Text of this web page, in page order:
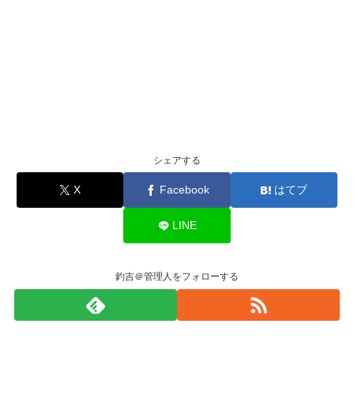
シェアする
X Facebook はてブ
LINE
釣吉＠管理人をフォローする